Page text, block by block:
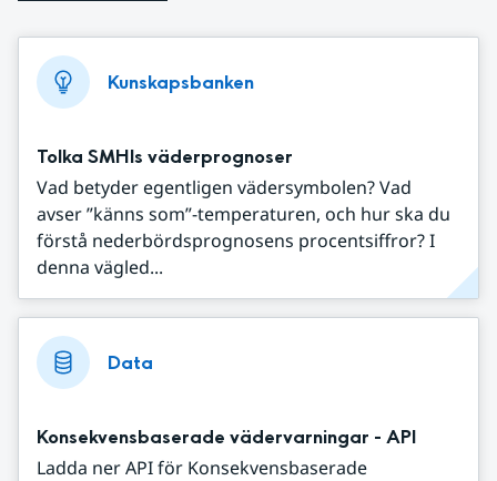
Kunskapsbanken
Tolka SMHIs väderprognoser
Vad betyder egentligen vädersymbolen? Vad
avser ”känns som”-temperaturen, och hur ska du
förstå nederbördsprognosens procentsiffror? I
denna vägled...
Data
Konsekvensbaserade vädervarningar - API
Ladda ner API för Konsekvensbaserade